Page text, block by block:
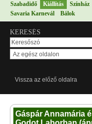
Szabadidő
Kiállítás Színház
Savaria Karnevál
Bálok
KERESÉS
Vissza az előző oldalra
Gáspár Annamária